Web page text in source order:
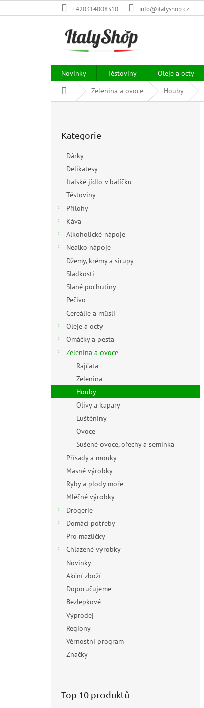
na
+420314008310 info@italyshop.cz
Novinky Těstoviny Oleje a octy
Domů Zelenina a ovoce Houby
kategorie
Kategorie
Dárky
Delikatesy
Italské jídlo v balíčku
Těstoviny
Přílohy
Káva
Alkoholické nápoje
Nealko nápoje
Džemy, krémy a sirupy
Sladkosti
Slané pochutiny
Pečivo
Cereálie a müsli
Oleje a octy
Omáčky a pesta
Zelenina a ovoce
Rajčata
Zelenina
Houby
Olivy a kapary
Luštěniny
Ovoce
Sušené ovoce, ořechy a semínka
Přísady a mouky
Masné výrobky
Ryby a plody moře
Mléčné výrobky
Drogerie
Domácí potřeby
Pro mazlíčky
Chlazené výrobky
Novinky
Akční zboží
Doporučujeme
Bezlepkové
Výprodej
Regiony
Věrnostní program
Značky
Top 10 produktů